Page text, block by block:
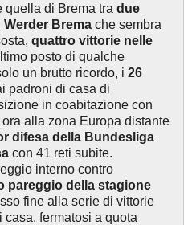
quella di Brema tra due
Werder Brema che sembra
quattro vittorie nelle
posto di qualche
un brutto ricordo, i 26
padroni di casa di
in coabitazione con
ora alla zona Europa distante
difesa della Bundesliga
con 41 reti subite.
interno contro
pareggio della stagione
fine alla serie di vittorie
fermatosi a quota